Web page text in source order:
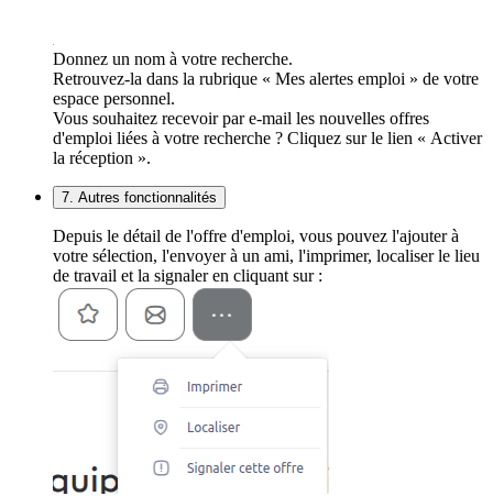
Donnez un nom à votre recherche.
Retrouvez-la dans la rubrique « Mes alertes emploi » de votre
espace personnel.
Vous souhaitez recevoir par e-mail les nouvelles offres
d'emploi liées à votre recherche ? Cliquez sur le lien « Activer
la réception ».
7. Autres fonctionnalités
Depuis le détail de l'offre d'emploi, vous pouvez l'ajouter à
votre sélection, l'envoyer à un ami, l'imprimer, localiser le lieu
de travail et la signaler en cliquant sur :